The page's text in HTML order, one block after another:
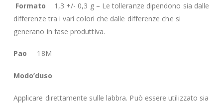
Formato 1,3 +/- 0,3 g – Le tolleranze dipendono sia dalle
differenze tra i vari colori che dalle differenze che si
generano in fase produttiva.
Pao 18M
Modo’duso
Applicare direttamente sulle labbra. Può essere utilizzato sia